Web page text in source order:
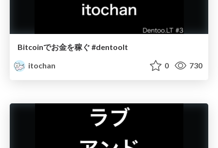
Bitcoinでお金を稼ぐ #dentoolt
itochan
0 730